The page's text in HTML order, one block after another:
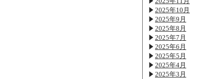
2025年10月
2025年9月
2025年8月
2025年7月
2025年6月
2025年5月
2025年4月
2025年3月